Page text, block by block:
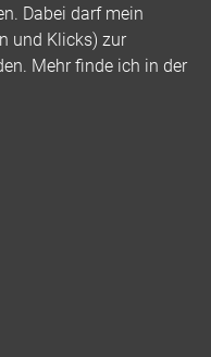
Dabei darf mein
und Klicks) zur
Mehr finde ich in der